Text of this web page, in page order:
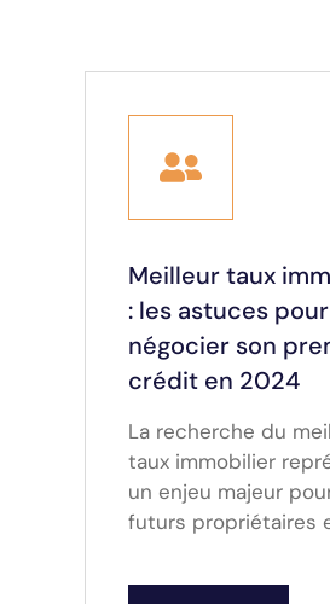
Meilleur taux
: les astuces pour
négocier son
crédit en 2024
La recherche du
taux immobilier
un enjeu majeur
futurs propriétaires